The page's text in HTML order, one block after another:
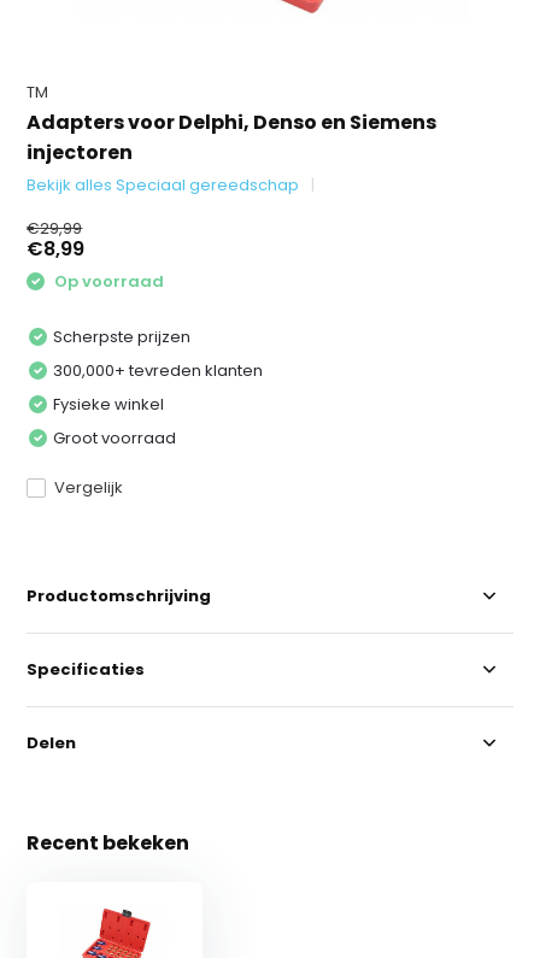
TM
Adapters voor Delphi, Denso en Siemens
injectoren
Bekijk alles Speciaal gereedschap
€29,99
€8,99
Op voorraad
Scherpste prijzen
300,000+ tevreden klanten
Fysieke winkel
Groot voorraad
Vergelijk
Productomschrijving
Specificaties
Delen
Recent bekeken